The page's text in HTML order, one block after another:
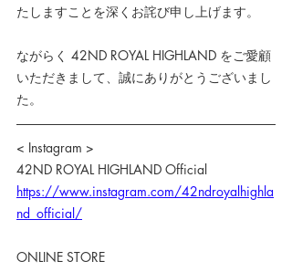
たしますことを深くお詫び申し上げます。
ながらく 42ND ROYAL HIGHLAND をご愛顧
いただきまして、誠にありがとうございまし
た。
< Instagram >
42ND ROYAL HIGHLAND Official
https://www.instagram.com/42ndroyalhighla
nd_official/
ONLINE STORE